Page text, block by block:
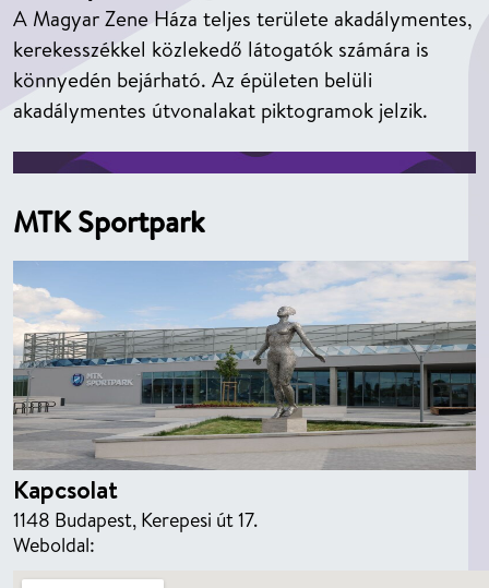
A Magyar Zene Háza teljes területe akadálymentes,
kerekesszékkel közlekedő látogatók számára is
könnyedén bejárható. Az épületen belüli
akadálymentes útvonalakat piktogramok jelzik.
MTK Sportpark
Kapcsolat
1148 Budapest, Kerepesi út 17.
Weboldal: